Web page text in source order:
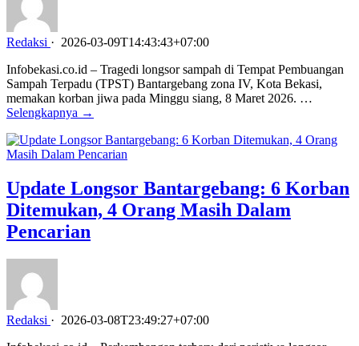
Redaksi · 2026-03-09T14:43:43+07:00
Infobekasi.co.id – Tragedi longsor sampah di Tempat Pembuangan
Sampah Terpadu (TPST) Bantargebang zona IV, Kota Bekasi,
memakan korban jiwa pada Minggu siang, 8 Maret 2026. …
Selengkapnya →
Update Longsor Bantargebang: 6 Korban
Ditemukan, 4 Orang Masih Dalam
Pencarian
Redaksi · 2026-03-08T23:49:27+07:00